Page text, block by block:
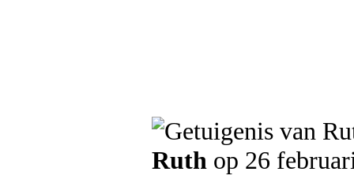
Ruth op 26